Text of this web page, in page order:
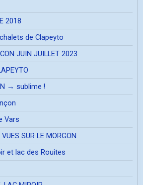
2018
de Clapeyto
JUIN JUILLET 2023
→ sublime !
Vars
SUR LE MORGON
et lac des Rouites